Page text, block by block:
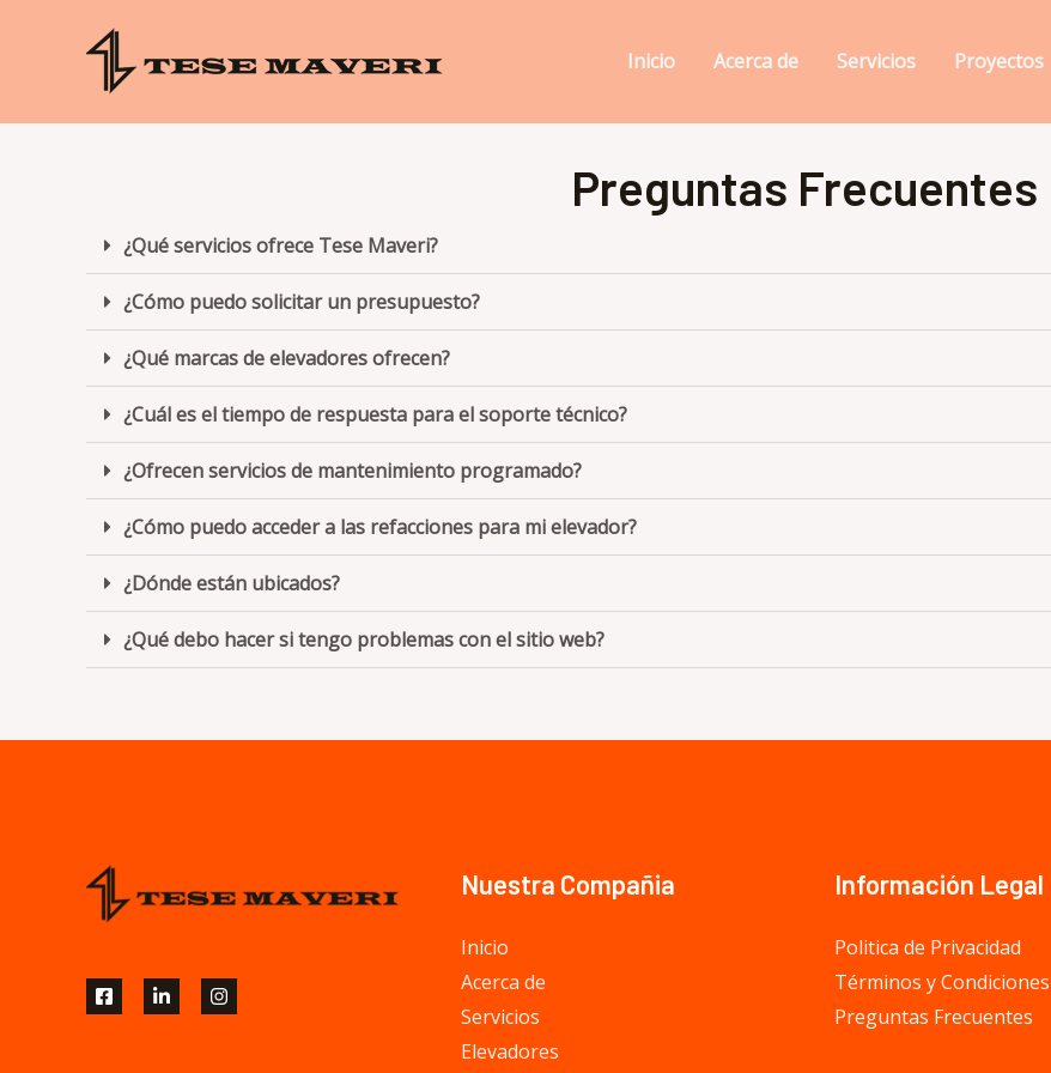
Inicio Acerca de Servicios Proyectos
Preguntas Frecuentes
¿Qué servicios ofrece Tese Maveri?
¿Cómo puedo solicitar un presupuesto?
¿Qué marcas de elevadores ofrecen?
¿Cuál es el tiempo de respuesta para el soporte técnico?
¿Ofrecen servicios de mantenimiento programado?
¿Cómo puedo acceder a las refacciones para mi elevador?
¿Dónde están ubicados?
¿Qué debo hacer si tengo problemas con el sitio web?
Nuestra Compañia
Inicio
Acerca de
Servicios
Elevadores
Información Legal
Politica de Privacidad
Términos y Condiciones
Preguntas Frecuentes